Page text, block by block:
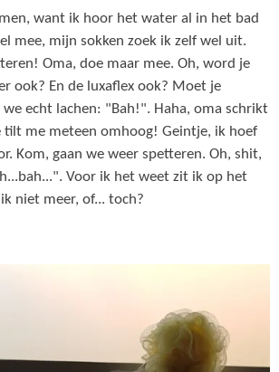
want ik hoor het water al in het bad
mee, mijn sokken zoek ik zelf wel uit.
Oma, doe maar mee. Oh, word je
ook? En de luxaflex ook? Moet je
echt lachen: "Bah!". Haha, oma schrikt
tilt me meteen omhoog! Geintje, ik hoef
Kom, gaan we weer spetteren. Oh, shit,
Voor ik het weet zit ik op het
niet meer, of... toch?